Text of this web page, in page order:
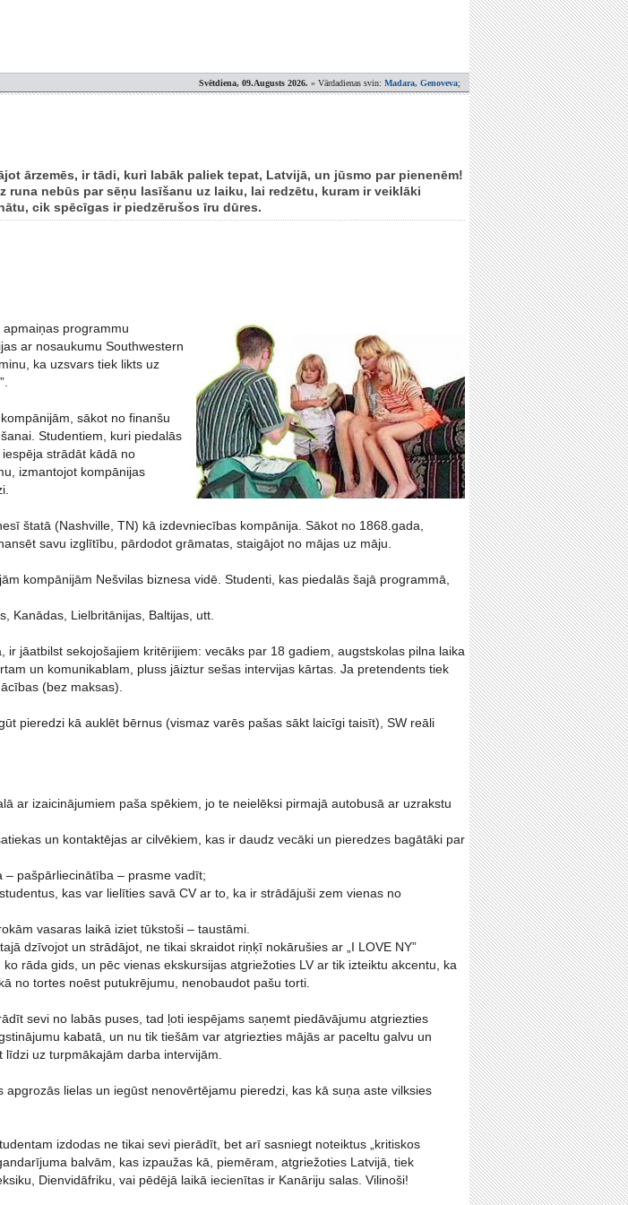
Svētdiena, 09.Augusts 2026. » Vārdadienas svin: Madara, Genoveva;
ārzemēs, ir tādi, kuri labāk paliek tepat, Latvijā, un jūsmo par pienenēm!
runa nebūs par sēņu lasīšanu uz laiku, lai redzētu, kuram ir veiklāki
cik spēcīgas ir piedzērušos īru dūres.
programmu
ar nosaukumu Southwestern
ka uzsvars tiek likts uz
sākot no finanšu
Studentiem, kuri piedalās
strādāt kādā no
izmantojot kompānijas
štatā (Nashville, TN) kā izdevniecības kompānija. Sākot no 1868.gada,
savu izglītību, pārdodot grāmatas, staigājot no mājas uz māju.
kompānijām Nešvilas biznesa vidē. Studenti, kas piedalās šajā programmā,
Kanādas, Lielbritānijas, Baltijas, utt.
jāatbilst sekojošajiem kritērijiem: vecāks par 18 gadiem, augstskolas pilna laika
un komunikablam, pluss jāiztur sešas intervijas kārtas. Ja pretendents tiek
(bez maksas).
pieredzi kā auklēt bērnus (vismaz varēs pašas sākt laicīgi taisīt), SW reāli
ar izaicinājumiem paša spēkiem, jo te neielēksi pirmajā autobusā ar uzrakstu
un kontaktējas ar cilvēkiem, kas ir daudz vecāki un pieredzes bagātāki par
pašpārliecinātība – prasme vadīt;
kas var lielīties savā CV ar to, ka ir strādājuši zem vienas no
vasaras laikā iziet tūkstoši – taustāmi.
dzīvojot un strādājot, ne tikai skraidot riņķī nokārušies ar „I LOVE NY”
rāda gids, un pēc vienas ekskursijas atgriežoties LV ar tik izteiktu akcentu, ka
no tortes noēst putukrējumu, nenobaudot pašu torti.
sevi no labās puses, tad ļoti iespējams saņemt piedāvājumu atgriezties
kabatā, un nu tik tiešām var atgriezties mājās ar paceltu galvu un
uz turpmākajām darba intervijām.
lielas un iegūst nenovērtējamu pieredzi, kas kā suņa aste vilksies
izdodas ne tikai sevi pierādīt, bet arī sasniegt noteiktus „kritiskos
balvām, kas izpaužas kā, piemēram, atgriežoties Latvijā, tiek
Dienvidāfriku, vai pēdējā laikā iecienītas ir Kanāriju salas. Vilinoši!